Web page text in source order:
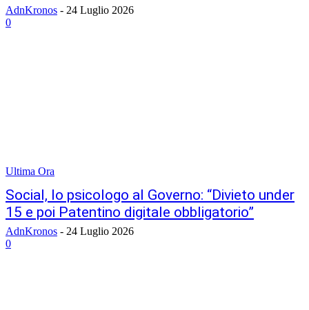
AdnKronos - 24 Luglio 2026
0
Ultima Ora
Social, lo psicologo al Governo: “Divieto under
15 e poi Patentino digitale obbligatorio”
AdnKronos - 24 Luglio 2026
0